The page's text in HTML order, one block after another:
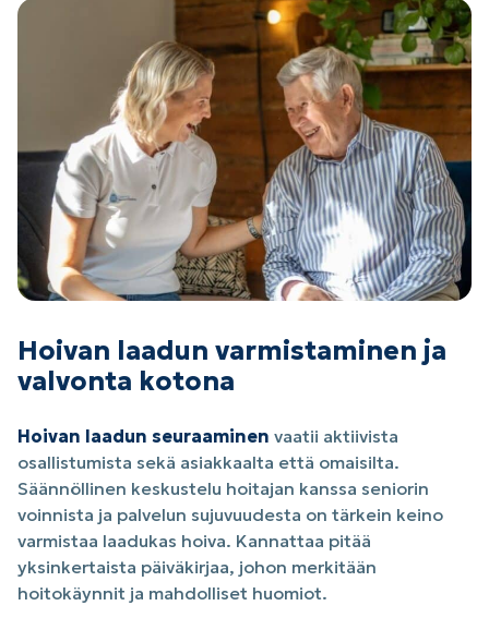
Hoivan laadun varmistaminen ja
valvonta kotona
Hoivan laadun seuraaminen vaatii aktiivista
osallistumista sekä asiakkaalta että omaisilta.
Säännöllinen keskustelu hoitajan kanssa seniorin
voinnista ja palvelun sujuvuudesta on tärkein keino
varmistaa laadukas hoiva. Kannattaa pitää
yksinkertaista päiväkirjaa, johon merkitään
hoitokäynnit ja mahdolliset huomiot.